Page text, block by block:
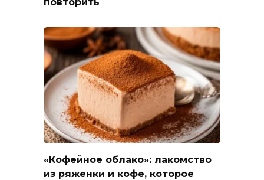
«Кофейное облако»: лакомство
из ряженки и кофе, которое